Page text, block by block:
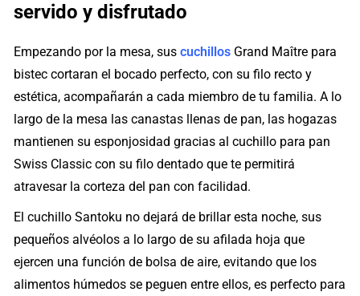
servido y disfrutado
Empezando por la mesa, suscuchillos Grand Maître para
bistec cortaran el bocado perfecto, con su filo recto y
estética, acompañarán a cada miembro de tu familia. A lo
largo de la mesa las canastas llenas de pan, las hogazas
mantienen su esponjosidad gracias al cuchillo para pan
Swiss Classic con su filo dentado que te permitirá
atravesar la corteza del pan con facilidad.
El cuchillo Santoku no dejará de brillar esta noche, sus
pequeños alvéolos a lo largo de su afilada hoja que
ejercen una función de bolsa de aire, evitando que los
alimentos húmedos se peguen entre ellos, es perfecto para